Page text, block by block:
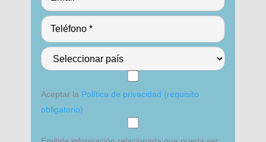
Aceptar la Política de privacidad (requisito
obligatorio)